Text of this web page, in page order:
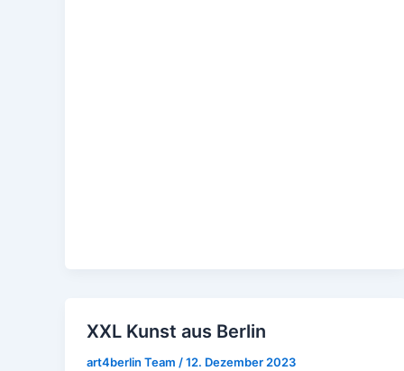
XXL Kunst aus Berlin
art4berlin Team /12. Dezember 2023
XXL
Kunst